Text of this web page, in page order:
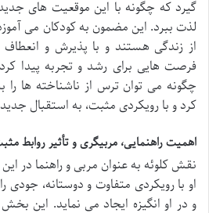
گیرد که چگونه با این موقعیت های
لذت ببرد. این مضمون به کودکان می
از زندگی هستند و با پذیرش و انعطاف
فرصت هایی برای رشد و تجربه پیدا
چگونه می توان ترس از ناشناخته ها
کرد و با رویکردی مثبت، به استقبال
اهمیت راهنمایی، مربیگری و تأثیر روابط
نقش کلوئه به عنوان مربی و راهنما در
او با رویکردی متفاوت و دوستانه، جودی
و در او انگیزه ایجاد می نماید. این